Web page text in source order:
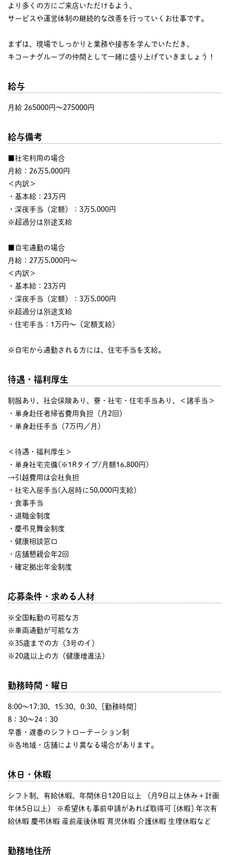
より多くの方にご来店いただけるよう、
サービスや運営体制の継続的な改善を行っていくお仕事です。
まずは、現場でしっかりと業務や接客を学んでいただき、
キコーナグループの仲間として一緒に盛り上げていきましょう！
給与
月給 265000円〜275000円
給与備考
■社宅利用の場合
月給：26万5,000円
＜内訳＞
・基本給：23万円
・深夜手当（定額）：3万5,000円
※超過分は別途支給
■自宅通勤の場合
月給：27万5,000円～
＜内訳＞
・基本給：23万円
・深夜手当（定額）：3万5,000円
※超過分は別途支給
・住宅手当：1万円～（定額支給）
※自宅から通勤される方には、住宅手当を支給。
待遇・福利厚生
制服あり、社会保険あり、寮・社宅・住宅手当あり、＜諸手当＞
・単身赴任者帰省費用負担（月2回）
・単身赴任手当（7万円／月）
＜待遇・福利厚生＞
・単身社宅完備(※1Rタイプ/月額16,800円)
→引越費用は会社負担
・社宅入居手当(入居時に50,000円支給）
・食事手当
・退職金制度
・慶弔見舞金制度
・健康相談窓口
・店舗懇親会年2回
・確定拠出年金制度
応募条件・求める人材
※全国転勤の可能な方
※車両通勤が可能な方
※35歳までの方（3号のイ）
※20歳以上の方（健康増進法）
勤務時間・曜日
8:00〜17:30、15:30、0:30、[勤務時間]
8：30～24：30
早番・遅番のシフトローテーション制
※各地域・店舗により異なる場合があります。
休日・休暇
シフト制、有給休暇、年間休日120日以上 （月9日以上休み＋計画
年休5日以上） ※希望休も事前申請があれば取得可 [休暇] 年次有
給休暇 慶弔休暇 産前産後休暇 育児休暇 介護休暇 生理休暇など
勤務地住所